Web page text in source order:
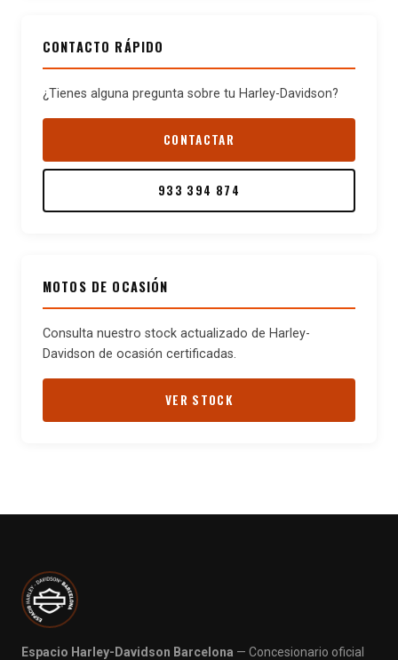
CONTACTO RÁPIDO
¿Tienes alguna pregunta sobre tu Harley-Davidson?
CONTACTAR
933 394 874
MOTOS DE OCASIÓN
Consulta nuestro stock actualizado de Harley-
Davidson de ocasión certificadas.
VER STOCK
Espacio Harley-Davidson Barcelona — Concesionario oficial